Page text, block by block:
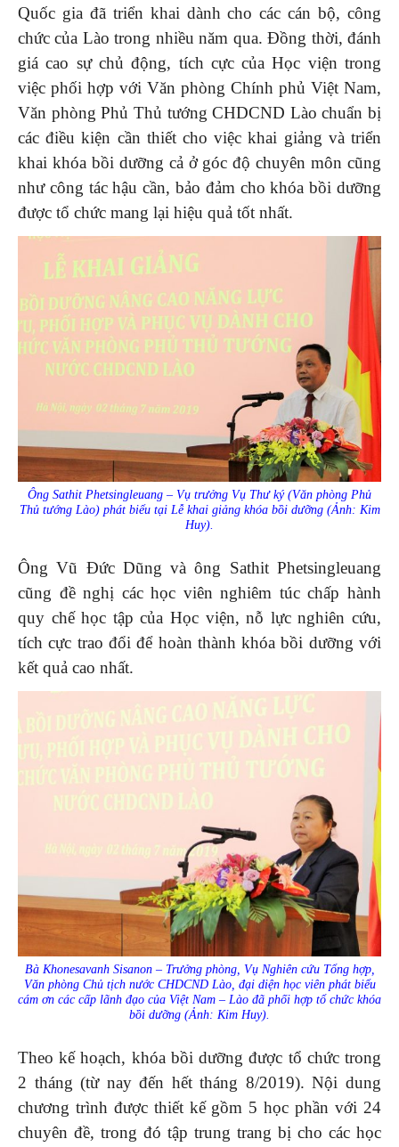
Quốc gia đã triển khai dành cho các cán bộ, công
chức của Lào trong nhiều năm qua. Đồng thời, đánh
giá cao sự chủ động, tích cực của Học viện trong
việc phối hợp với Văn phòng Chính phủ Việt Nam,
Văn phòng Phủ Thủ tướng CHDCND Lào chuẩn bị
các điều kiện cần thiết cho việc khai giảng và triển
khai khóa bồi dưỡng cả ở góc độ chuyên môn cũng
như công tác hậu cần, bảo đảm cho khóa bồi dưỡng
được tổ chức mang lại hiệu quả tốt nhất.
Ông Sathit Phetsingleuang – Vụ trưởng Vụ Thư ký (Văn phòng Phủ
Thủ tướng Lào) phát biểu tại Lễ khai giảng khóa bồi dưỡng (Ảnh: Kim
Huy).
Ông Vũ Đức Dũng và ông Sathit Phetsingleuang
cũng đề nghị các học viên nghiêm túc chấp hành
quy chế học tập của Học viện, nỗ lực nghiên cứu,
tích cực trao đổi để hoàn thành khóa bồi dưỡng với
kết quả cao nhất.
Bà Khonesavanh Sisanon – Trưởng phòng, Vụ Nghiên cứu Tổng hợp,
Văn phòng Chủ tịch nước CHDCND Lào, đại diện học viên phát biểu
cám ơn các cấp lãnh đạo của Việt Nam – Lào đã phối hợp tổ chức khóa
bồi dưỡng (Ảnh: Kim Huy).
Theo kế hoạch, khóa bồi dưỡng được tổ chức trong
2 tháng (từ nay đến hết tháng 8/2019). Nội dung
chương trình được thiết kế gồm 5 học phần với 24
chuyên đề, trong đó tập trung trang bị cho các học